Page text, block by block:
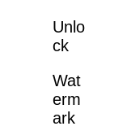
Unlo
ck
Wat
erm
ark